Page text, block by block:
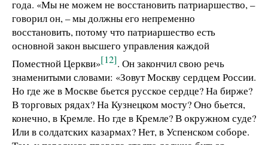
года. «Мы не можем не восстановить патриаршество, –
говорил он, – мы должны его непременно
восстановить, потому что патриаршество есть
основной закон высшего управления каждой
Поместной Церкви»[12]. Он закончил свою речь
знаменитыми словами: «Зовут Москву сердцем России.
Но где же в Москве бьется русское сердце? На бирже?
В торговых рядах? На Кузнецком мосту? Оно бьется,
конечно, в Кремле. Но где в Кремле? В окружном суде?
Или в солдатских казармах? Нет, в Успенском соборе.